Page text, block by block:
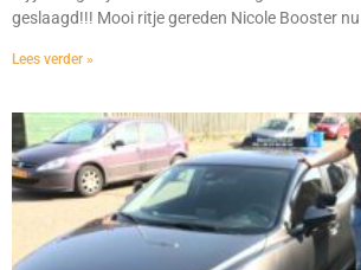
geslaagd!!! Mooi ritje gereden Nicole Booster
Lees verder »